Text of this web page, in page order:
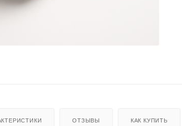
ОТЗЫВЫ КАК КУПИТЬ